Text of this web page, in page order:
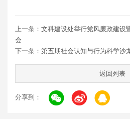
上一条： 文科建设处举行党风廉政建设
会
下一条： 第五期社会认知与行为科学沙
返回列表
分享到：